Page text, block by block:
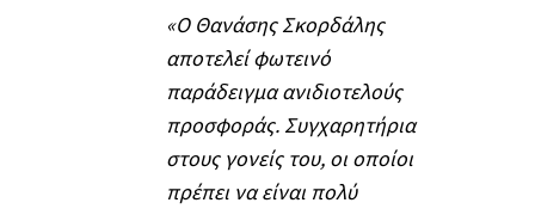
«Ο Θανάσης Σκορδάλης
αποτελεί φωτεινό
παράδειγμα ανιδιοτελούς
προσφοράς. Συγχαρητήρια
στους γονείς του, οι οποίοι
πρέπει να είναι πολύ